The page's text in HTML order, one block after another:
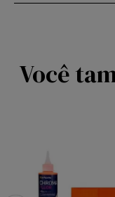
Você